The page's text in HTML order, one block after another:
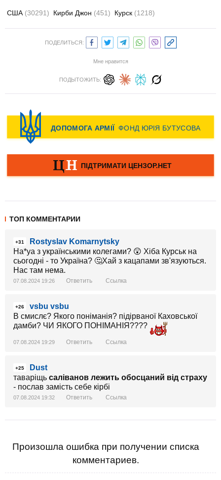
США (30291) Кирби Джон (451) Курск (1218)
ПОДЕЛИТЬСЯ:
Мне нравится
ПОДЫТОЖИТЬ:
ТОП КОММЕНТАРИИ
+31
Rostyslav Komarnytsky
На*уа з українськими колегами? 😲 Хіба Курськ на
сьогодні - то Україна? 🤔Хай з кацапами зв'язуються.
Нас там нема.
07.08.2024 19:26 Ответить Ссылка
+26
vsbu vsbu
В смислє? Якого поніманія? підірваної Каховської
дамби? ЧИ ЯКОГО ПОНІМАНІЯ????
07.08.2024 19:29 Ответить Ссылка
+25
Dust
таваріщь саліванов лежить обосцаний від страху
- послав замість себе кірбі
07.08.2024 19:32 Ответить Ссылка
Произошла ошибка при получении списка
комментариев.